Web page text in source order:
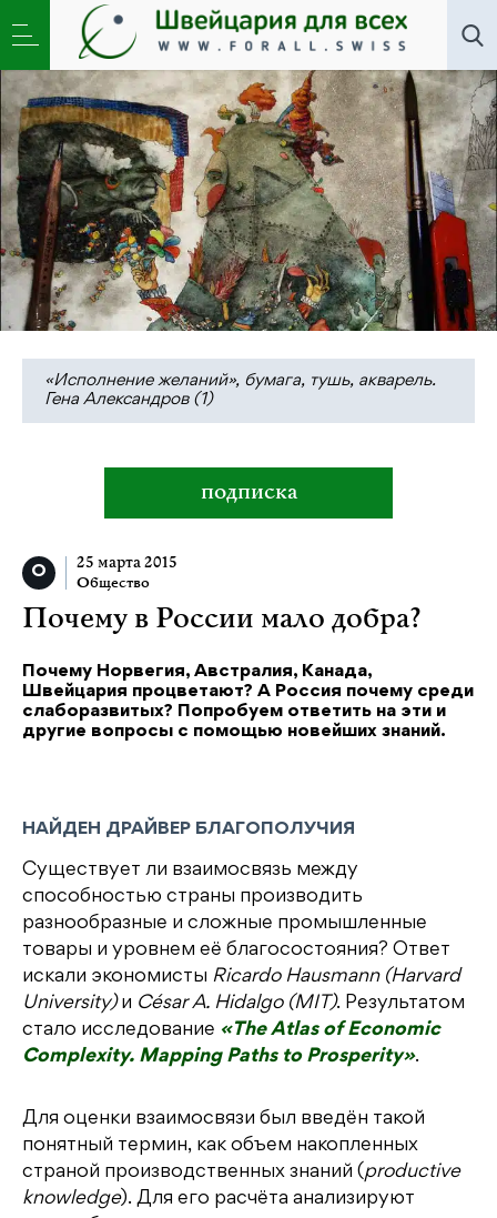
Общество »Почему в России мало добра?
«Исполнение желаний», бумага, тушь, акварель.
Гена Александров (1)
подписка
25 марта 2015
Общество
Почему в России мало добра?
Почему Норвегия, Австралия, Канада,
Швейцария процветают? А Россия почему среди
слаборазвитых? Попробуем ответить на эти и
другие вопросы с помощью новейших знаний.
НАЙДЕН ДРАЙВЕР БЛАГОПОЛУЧИЯ
Существует ли взаимосвязь между
способностью страны производить
разнообразные и сложные промышленные
товары и уровнем её благосостояния? Ответ
искали экономисты Ricardo Hausmann (Harvard
University)и César A. Hidalgo (MIT). Результатом
стало исследование «The Atlas of Economic
Complexity. Mapping Paths to Prosperity».
Для оценки взаимосвязи был введён такой
понятный термин, как объем накопленных
страной производственных знаний (productive
knowledge). Для его расчёта анализируют